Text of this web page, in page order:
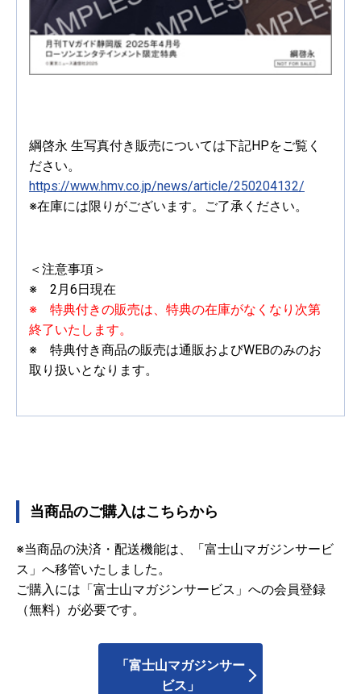
綱啓永 生写真付き販売については下記HPをご覧く
ださい。
https://www.hmv.co.jp/news/article/250204132/
※在庫には限りがございます。ご了承ください。
＜注意事項＞
※ 2月6日現在
※ 特典付きの販売は、特典の在庫がなくなり次第
終了いたします。
※ 特典付き商品の販売は通販およびWEBのみのお
取り扱いとなります。
当商品のご購入はこちらから
※当商品の決済・配送機能は、「富士山マガジンサービ
ス」へ移管いたしました。
ご購入には「富士山マガジンサービス」への会員登録
（無料）が必要です。
「富士山マガジンサー
ビス」